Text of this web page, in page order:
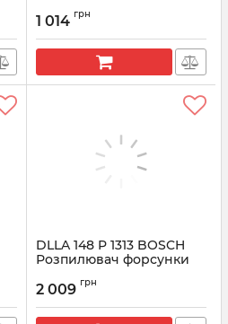
Артикул:
1 014 грн
DLLA 148 P 1313 BOSCH
Розпилювач форсунки
Артикул: 0433171820
2 009 грн